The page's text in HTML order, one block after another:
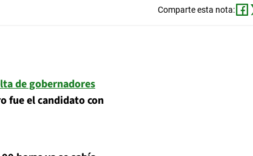
Comparte esta nota:
de gobernadores
fue el candidato con